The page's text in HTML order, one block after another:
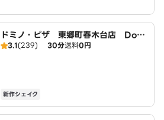
ドミノ・ピザ 東郷町春木台店 Domi
no's
3.1(239) 30分送料0円
新作シェイク